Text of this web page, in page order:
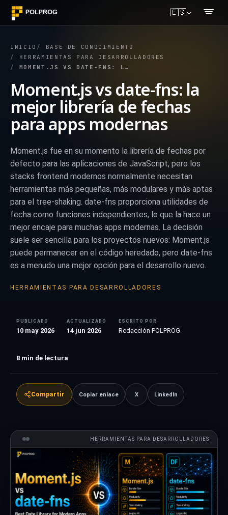
🇪🇸
INICIO
BASE DE CONOCIMIENTO
HERRAMIENTAS PARA DESARROLLADORES
MOMENT.JS VS DATE-FNS: LA MEJOR LIBRERÍA DE FECHAS PARA APPS MODERNAS
Moment.js vs date-fns: la
mejor librería de fechas
para apps modernas
Moment.js fue en su momento la librería de fechas por
defecto para las aplicaciones de JavaScript, pero los
stacks frontend modernos normalmente necesitan
herramientas más pequeñas, más modulares y más aptas
para el tree-shaking. date-fns proporciona utilidades de
fecha como funciones independientes, lo que la hace un
mejor encaje para muchas apps modernas. La decisión
suele ser sencilla para los proyectos nuevos: Moment.js
puede permanecer en el código heredado, pero date-fns
es a menudo una mejor opción para el desarrollo nuevo.
HERRAMIENTAS PARA DESARROLLADORES
PUBLICADO
10 may 2026
ACTUALIZADO
14 jun 2026
ESCRITO POR
Redacción POLPROG
8 min de lectura
Compartir Copiar enlace X LinkedIn
HERRAMIENTAS PARA DESARROLLADORES